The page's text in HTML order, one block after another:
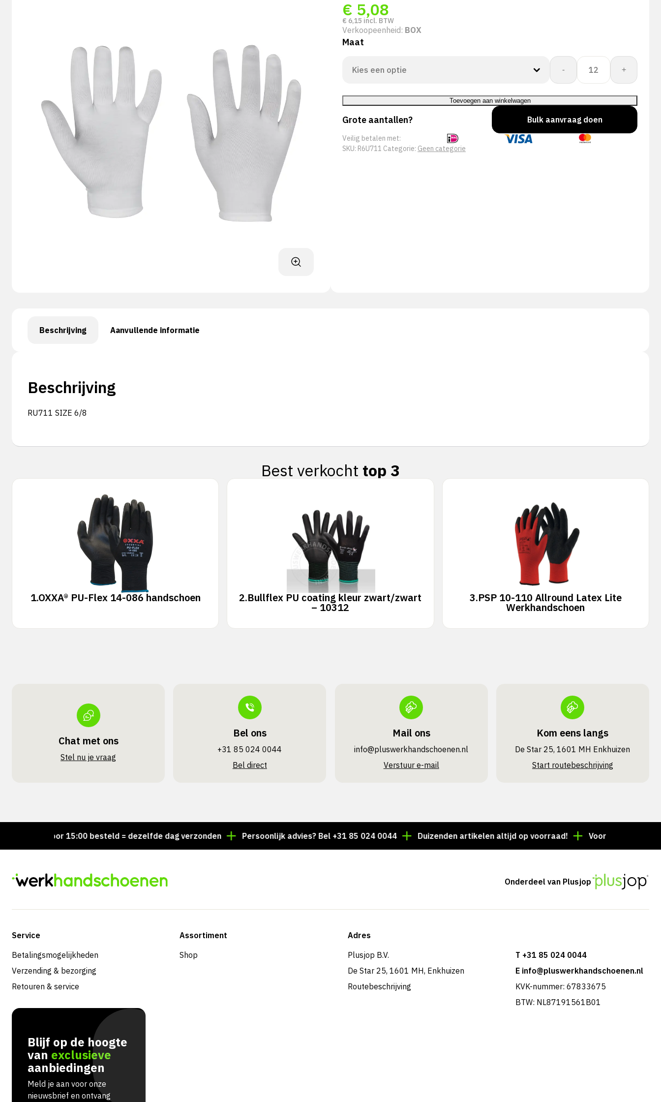
€ 5,08
€ 6,15 incl. BTW
Verkoopeenheid: BOX
Maat
-
RU711
aantal
+
Toevoegen aan winkelwagen
Grote aantallen? Bulk aanvraag doen
Veilig betalen met:
SKU: R6U711 Categorie: Geen categorie
Beschrijving Aanvullende informatie
Beschrijving
RU711 SIZE 6/8
Best verkocht top 3
1.OXXA® PU-Flex 14-086 handschoen 2.Bullflex PU coating kleur zwart/zwart
– 10312
3.PSP 10-110 Allround Latex Lite
Werkhandschoen
Chat met ons
Stel nu je vraag
Bel ons
+31 85 024 0044
Bel direct
Mail ons
info@pluswerk­handschoenen.nl
Verstuur e-mail
Kom eens langs
De Star 25, 1601 MH Enkhuizen
Start routebeschrijving
Voor 15:00 besteld = dezelfde dag verzonden Persoonlijk advies? Bel +31 85 024 0044 Duizenden artikelen altijd op voorraad! Voor 15:00 besteld =
Onderdeel van Plusjop
Service
Betalingsmogelijkheden
Verzending & bezorging
Retouren & service
Assortiment
Shop
Adres
Plusjop B.V.
De Star 25, 1601 MH, Enkhuizen
Routebeschrijving
T +31 85 024 0044
E info@pluswerkhandschoenen.nl
KVK-nummer: 67833675
BTW: NL87191561B01
Blijf op de hoogte
van exclusieve
aanbiedingen
Meld je aan voor onze
nieuwsbrief en ontvang